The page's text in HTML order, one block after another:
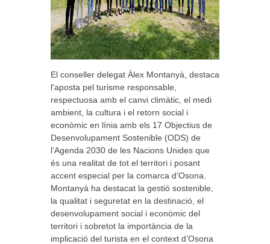
El conseller delegat Àlex Montanyà, destaca
l'aposta pel turisme responsable,
respectuosa amb el canvi climàtic, el medi
ambient, la cultura i el retorn social i
econòmic en línia amb els 17 Objectius de
Desenvolupament Sostenible (ODS) de
l’Agenda 2030 de les Nacions Unides que
és una realitat de tot el territori i posant
accent especial per la comarca d’Osona.
Montanyà ha destacat la gestió sostenible,
la qualitat i seguretat en la destinació, el
desenvolupament social i econòmic del
territori i sobretot la importància de la
implicació del turista en el context d’Osona